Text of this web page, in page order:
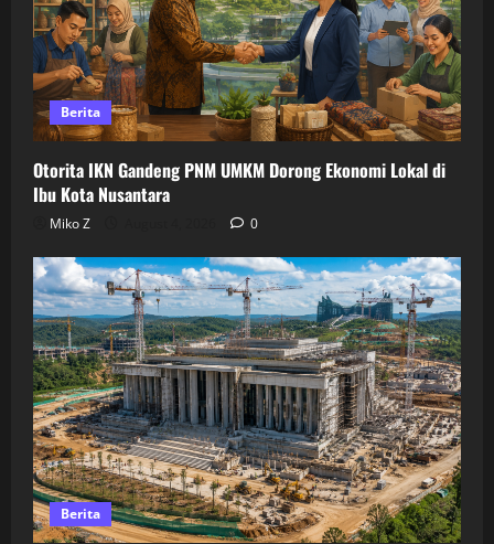
Berita
Otorita IKN Gandeng PNM UMKM Dorong Ekonomi Lokal di
Ibu Kota Nusantara
Miko Z 0
Berita